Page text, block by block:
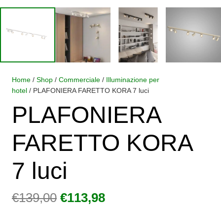
Home / Shop / Commerciale / Illuminazione per
hotel / PLAFONIERA FARETTO KORA 7 luci
PLAFONIERA
FARETTO KORA
7 luci
€139,00 Il
€113,98Il